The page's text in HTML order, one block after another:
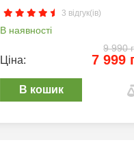
3 відгук(ів)
В наявності
9 990
Ціна: 7 999
В кошик